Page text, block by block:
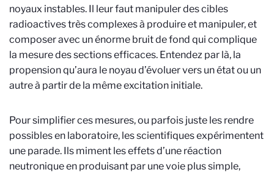
noyaux instables. Il leur faut manipuler des cibles
radioactives très complexes à produire et manipuler, et
composer avec un énorme bruit de fond qui complique
la mesure des sections efficaces. Entendez par là, la
propension qu’aura le noyau d’évoluer vers un état ou un
autre à partir de la même excitation initiale.
Pour simplifier ces mesures, ou parfois juste les rendre
possibles en laboratoire, les scientifiques expérimentent
une parade. Ils miment les effets d’une réaction
neutronique en produisant par une voie plus simple,